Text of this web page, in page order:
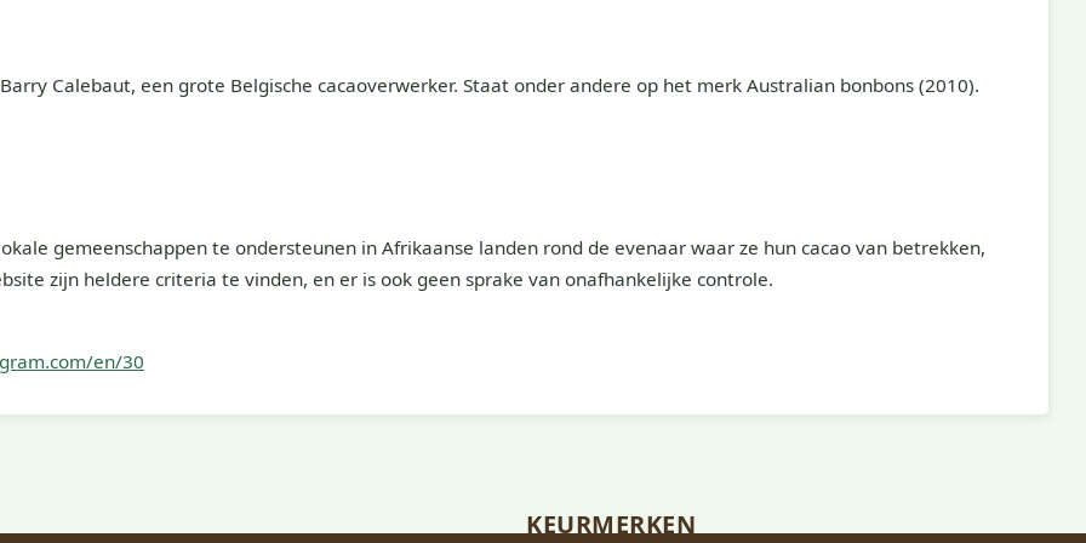
Calebaut, een grote Belgische cacaoverwerker. Staat onder andere op het merk Australian bonbons (2010).
gemeenschappen te ondersteunen in Afrikaanse landen rond de evenaar waar ze hun cacao van betrekken,
zijn heldere criteria te vinden, en er is ook geen sprake van onafhankelijke controle.
en/30
KEURMERKEN